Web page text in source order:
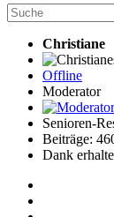
Christiane
Offline
Moderator
Senioren-
Beiträge:
Dank